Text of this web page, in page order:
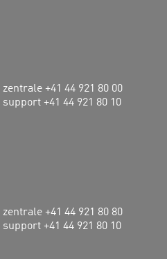
zentrale +41 44 921 80 00
support +41 44 921 80 10
zentrale +41 44 921 80 80
support +41 44 921 80 10